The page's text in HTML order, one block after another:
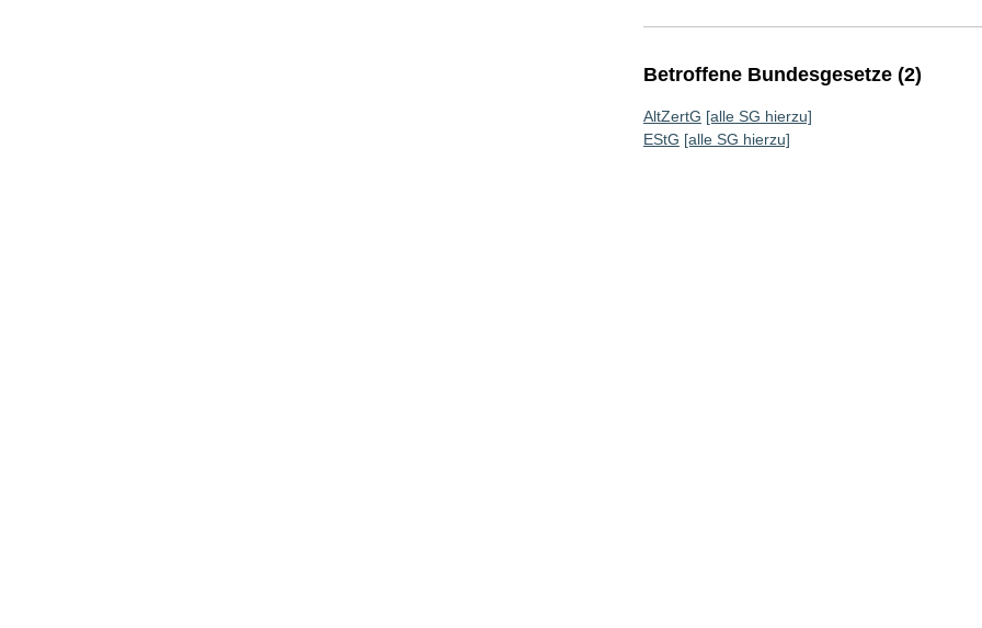
Betroffene Bundesgesetze (2)
AltZertG [alle SG hierzu]
EStG [alle SG hierzu]